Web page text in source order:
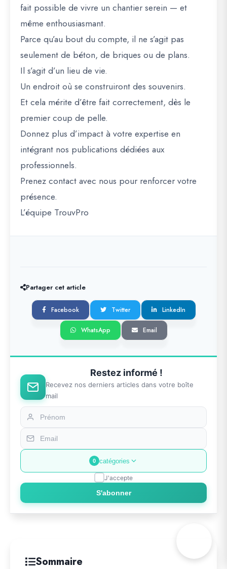
fait possible de vivre un chantier serein — et
même enthousiasmant.
Parce qu’au bout du compte, il ne s’agit pas
seulement de béton, de briques ou de plans.
Il s’agit d’un lieu de vie.
Un endroit où se construiront des souvenirs.
Et cela mérite d’être fait correctement, dès le
premier coup de pelle.
Donnez plus d’impact à votre expertise en
intégrant nos publications dédiées aux
professionnels.
Prenez contact avec nous pour renforcer votre
présence.
L’équipe TrouvPro
Partager cet article
Facebook Twitter LinkedIn
WhatsApp Email
Restez informé !
Recevez nos derniers articles dans votre boîte
mail
0 catégories
J'accepte
S'abonner
Sommaire